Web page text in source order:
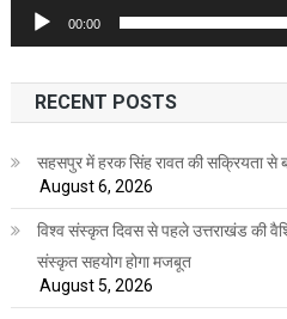
00:00
RECENT POSTS
सहसपुर में हरक सिंह रावत की सक्रियता से
August 6, 2026
विश्व संस्कृत दिवस से पहले उत्तराखंड की
संस्कृत सहयोग होगा मजबूत
August 5, 2026